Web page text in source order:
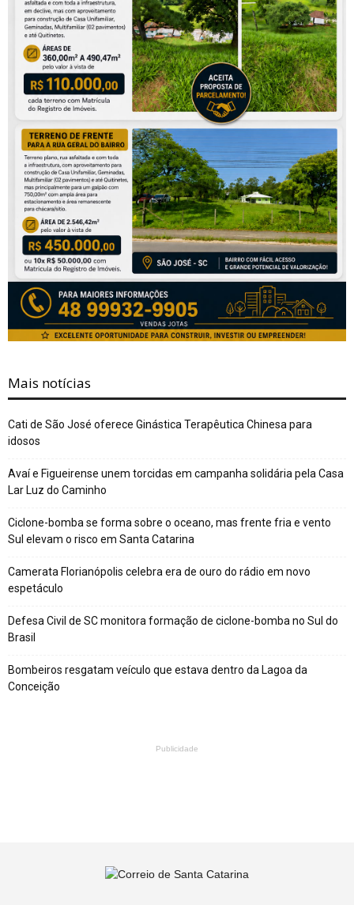
Mais notícias
Cati de São José oferece Ginástica Terapêutica Chinesa para
idosos
Avaí e Figueirense unem torcidas em campanha solidária pela Casa
Lar Luz do Caminho
Ciclone-bomba se forma sobre o oceano, mas frente fria e vento
Sul elevam o risco em Santa Catarina
Camerata Florianópolis celebra era de ouro do rádio em novo
espetáculo
Defesa Civil de SC monitora formação de ciclone-bomba no Sul do
Brasil
Bombeiros resgatam veículo que estava dentro da Lagoa da
Conceição
Publicidade